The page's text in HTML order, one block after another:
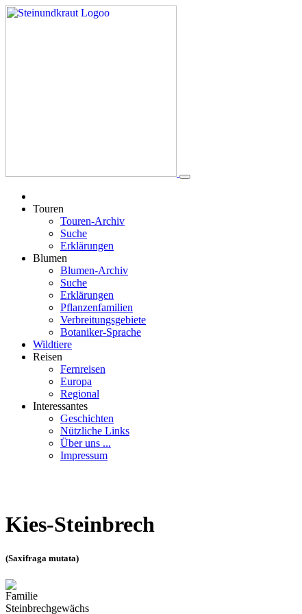
Touren
Touren-Archiv
Suche
Erklärungen
Blumen
Blumen-Archiv
Suche
Erklärungen
Pflanzenfamilien
Verbreitungsgebiete
Botaniker-Sprache
Wildtiere
Reisen
Fernreisen
Europa
Regional
Interessantes
Geschichten
Nützliche Links
Über uns ...
Impressum
Kies-Steinbrech
(Saxifraga mutata)
Familie
Steinbrechgewächs